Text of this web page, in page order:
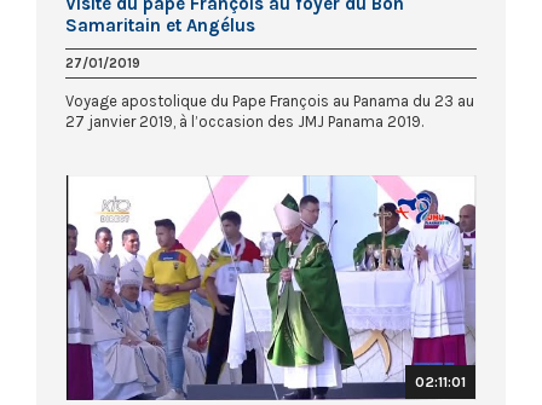
Samaritain et Angélus
27/01/2019
Voyage apostolique du Pape François au Panama du 23 au
27 janvier 2019, à l’occasion des JMJ Panama 2019.
02:11:01